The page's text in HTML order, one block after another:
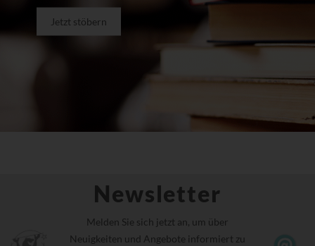
Jetzt stöbern
Newsletter
Melden Sie sich jetzt an, um über
Neuigkeiten und Angebote informiert zu